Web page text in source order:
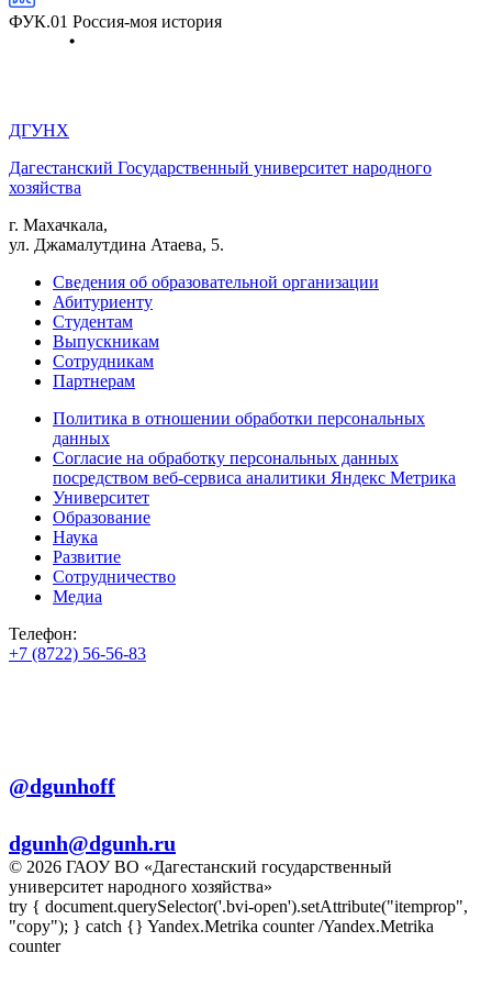
ФУК.01 Россия-моя история
ДГУНХ
Дагестанский Государственный университет народного
хозяйства
г. Махачкала,
ул. Джамалутдина Атаева, 5.
Сведения об образовательной организации
Абитуриенту
Студентам
Выпускникам
Сотрудникам
Партнерам
Политика в отношении обработки персональных
данных
Согласие на обработку персональных данных
посредством веб-сервиса аналитики Яндекс Метрика
Университет
Образование
Наука
Развитие
Сотрудничество
Медиа
Телефон:
+7 (8722) 56-56-83
@dgunhoff
dgunh@dgunh.ru
© 2026 ГАОУ ВО «Дагестанский государственный
университет народного хозяйства»
try { document.querySelector('.bvi-open').setAttribute("itemprop",
"copy"); } catch {} Yandex.Metrika counter/Yandex.Metrika
counter